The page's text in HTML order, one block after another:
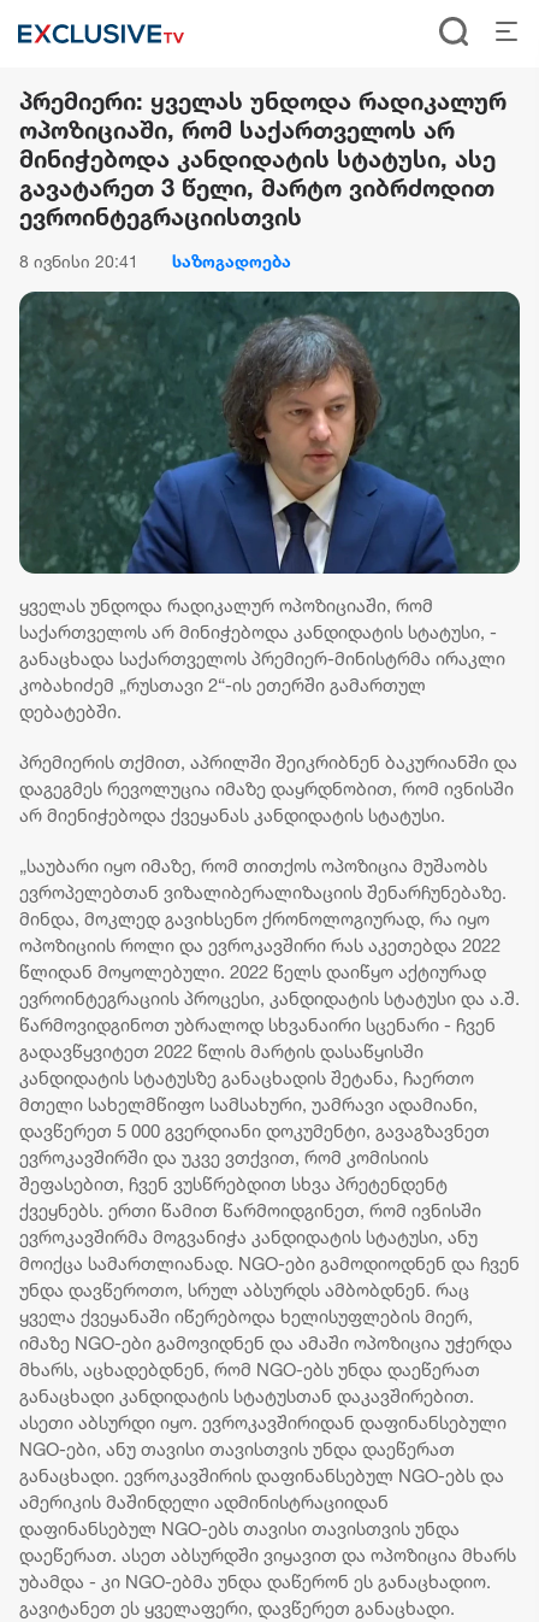
პრემიერი: ყველას უნდოდა რადიკალურ
ოპოზიციაში, რომ საქართველოს არ
მინიჭებოდა კანდიდატის სტატუსი, ასე
გავატარეთ 3 წელი, მარტო ვიბრძოდით
ევროინტეგრაციისთვის
8 ივნისი 20:41 საზოგადოება
ყველას უნდოდა რადიკალურ ოპოზიციაში, რომ
საქართველოს არ მინიჭებოდა კანდიდატის სტატუსი, -
განაცხადა საქართველოს პრემიერ-მინისტრმა ირაკლი
კობახიძემ „რუსთავი 2“-ის ეთერში გამართულ
დებატებში.
პრემიერის თქმით, აპრილში შეიკრიბნენ ბაკურიანში და
დაგეგმეს რევოლუცია იმაზე დაყრდნობით, რომ ივნისში
არ მიენიჭებოდა ქვეყანას კანდიდატის სტატუსი.
„საუბარი იყო იმაზე, რომ თითქოს ოპოზიცია მუშაობს
ევროპელებთან ვიზალიბერალიზაციის შენარჩუნებაზე.
მინდა, მოკლედ გავიხსენო ქრონოლოგიურად, რა იყო
ოპოზიციის როლი და ევროკავშირი რას აკეთებდა 2022
წლიდან მოყოლებული. 2022 წელს დაიწყო აქტიურად
ევროინტეგრაციის პროცესი, კანდიდატის სტატუსი და ა.შ.
წარმოვიდგინოთ უბრალოდ სხვანაირი სცენარი - ჩვენ
გადავწყვიტეთ 2022 წლის მარტის დასაწყისში
კანდიდატის სტატუსზე განაცხადის შეტანა, ჩაერთო
მთელი სახელმწიფო სამსახური, უამრავი ადამიანი,
დავწერეთ 5 000 გვერდიანი დოკუმენტი, გავაგზავნეთ
ევროკავშირში და უკვე ვთქვით, რომ კომისიის
შეფასებით, ჩვენ ვუსწრებდით სხვა პრეტენდენტ
ქვეყნებს. ერთი წამით წარმოიდგინეთ, რომ ივნისში
ევროკავშირმა მოგვანიჭა კანდიდატის სტატუსი, ანუ
მოიქცა სამართლიანად. NGO-ები გამოდიოდნენ და ჩვენ
უნდა დავწეროთო, სრულ აბსურდს ამბობდნენ. რაც
ყველა ქვეყანაში იწერებოდა ხელისუფლების მიერ,
იმაზე NGO-ები გამოვიდნენ და ამაში ოპოზიცია უჭერდა
მხარს, აცხადებდნენ, რომ NGO-ებს უნდა დაეწერათ
განაცხადი კანდიდატის სტატუსთან დაკავშირებით.
ასეთი აბსურდი იყო. ევროკავშირიდან დაფინანსებული
NGO-ები, ანუ თავისი თავისთვის უნდა დაეწერათ
განაცხადი. ევროკავშირის დაფინანსებულ NGO-ებს და
ამერიკის მაშინდელი ადმინისტრაციიდან
დაფინანსებულ NGO-ებს თავისი თავისთვის უნდა
დაეწერათ. ასეთ აბსურდში ვიყავით და ოპოზიცია მხარს
უბამდა - კი NGO-ებმა უნდა დაწერონ ეს განაცხადიო.
გავიტანეთ ეს ყველაფერი, დავწერეთ განაცხადი.